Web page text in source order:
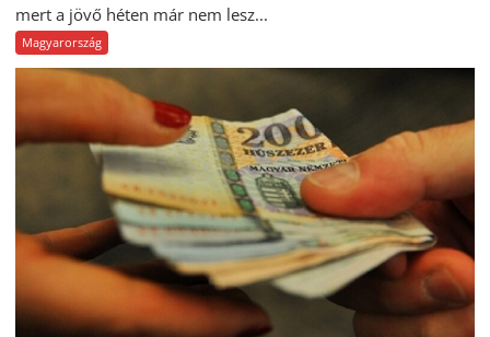
mert a jövő héten már nem lesz...
Magyarország